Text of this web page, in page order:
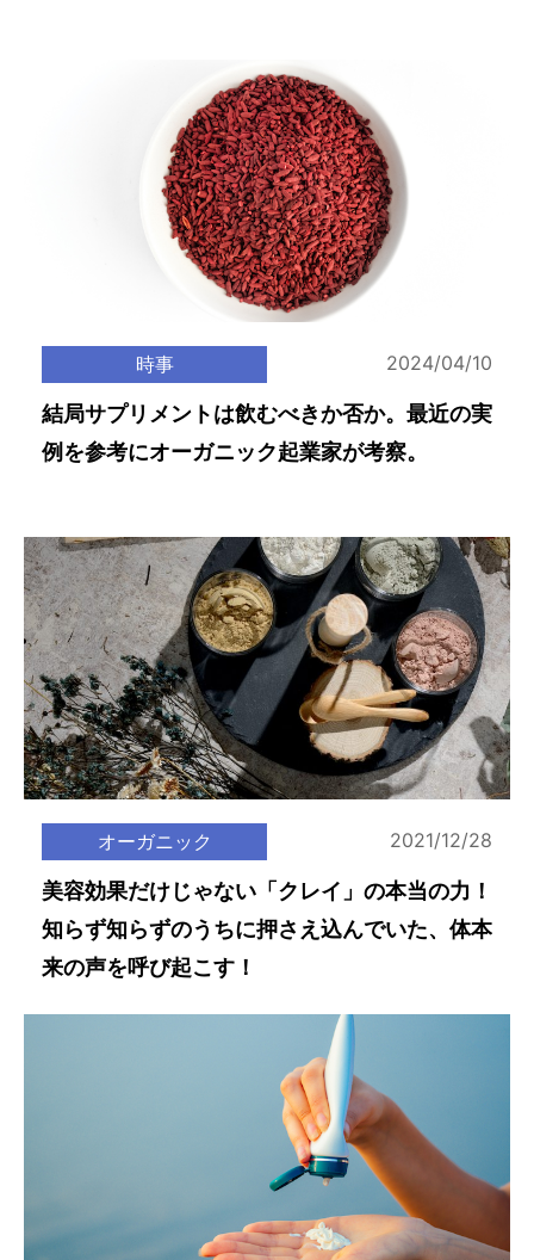
時事 2024/04/10
結局サプリメントは飲むべきか否か。最近の実
例を参考にオーガニック起業家が考察。
オーガニック 2021/12/28
美容効果だけじゃない「クレイ」の本当の力！
知らず知らずのうちに押さえ込んでいた、体本
来の声を呼び起こす！